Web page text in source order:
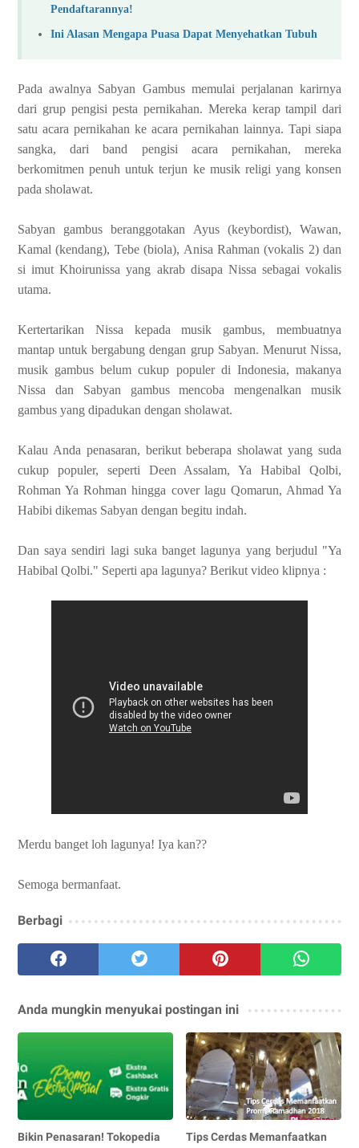
Pendaftarannya!
Ini Alasan Mengapa Puasa Dapat Menyehatkan Tubuh
Pada awalnya Sabyan Gambus memulai perjalanan karirnya
dari grup pengisi pesta pernikahan. Mereka kerap tampil dari
satu acara pernikahan ke acara pernikahan lainnya. Tapi siapa
sangka, dari band pengisi acara pernikahan, mereka
berkomitmen penuh untuk terjun ke musik religi yang konsen
pada sholawat.
Sabyan gambus beranggotakan Ayus (keybordist), Wawan,
Kamal (kendang), Tebe (biola), Anisa Rahman (vokalis 2) dan
si imut Khoirunissa yang akrab disapa Nissa sebagai vokalis
utama.
Kertertarikan Nissa kepada musik gambus, membuatnya
mantap untuk bergabung dengan grup Sabyan. Menurut Nissa,
musik gambus belum cukup populer di Indonesia, makanya
Nissa dan Sabyan gambus mencoba mengenalkan musik
gambus yang dipadukan dengan sholawat.
Kalau Anda penasaran, berikut beberapa sholawat yang suda
cukup populer, seperti Deen Assalam, Ya Habibal Qolbi,
Rohman Ya Rohman hingga cover lagu Qomarun, Ahmad Ya
Habibi dikemas Sabyan dengan begitu indah.
Dan saya sendiri lagi suka banget lagunya yang berjudul "Ya
Habibal Qolbi." Seperti apa lagunya? Berikut video klipnya :
Merdu banget loh lagunya! Iya kan??
Semoga bermanfaat.
Berbagi
Anda mungkin menyukai postingan ini
Bikin Penasaran! Tokopedia
Tips Cerdas Memanfaatkan